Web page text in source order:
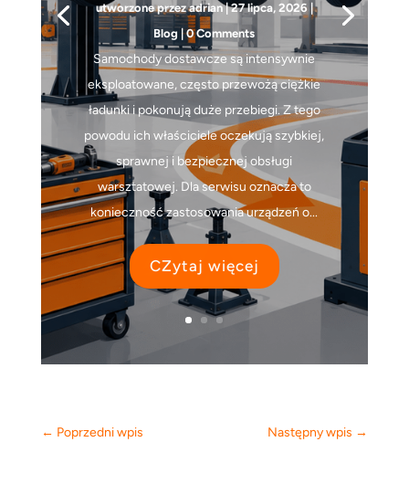
utworzone przezadrian|27 lipca, 2026|
Blog | 0 Comments
Samochody dostawcze są intensywnie
eksploatowane, często przewożą ciężkie
ładunki i pokonują duże przebiegi. Z tego
powodu ich właściciele oczekują szybkiej,
sprawnej i bezpiecznej obsługi
warsztatowej. Dla serwisu oznacza to
konieczność zastosowania urządzeń o...
CZytaj więcej
← Poprzedni wpis Następny wpis →